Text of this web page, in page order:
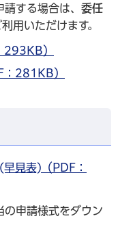
する場合は、 委任
用いただけます。
293KB）
：281KB）
見表)（PDF：
の申請様式をダウン